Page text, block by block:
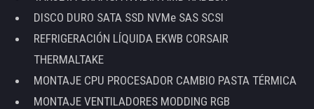
DISCO DURO SATA SSD NVMe SAS SCSI
REFRIGERACIÓN LÍQUIDA EKWB CORSAIR
THERMALTAKE
MONTAJE CPU PROCESADOR CAMBIO PASTA TÉRMICA
MONTAJE VENTILADORES MODDING RGB